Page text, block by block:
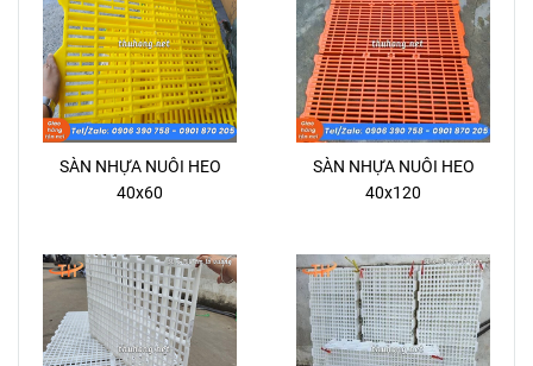
SÀN NHỰA NUÔI HEO
40x60
SÀN NHỰA NUÔI HEO
40x120